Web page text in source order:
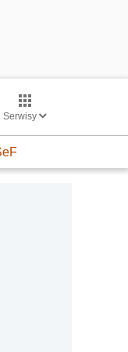
Serwisy